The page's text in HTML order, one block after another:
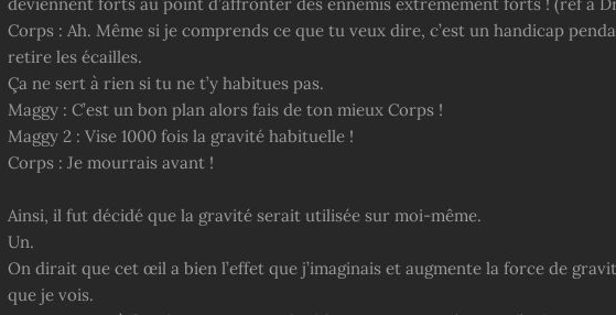
Corps : Ah. Même si je comprends ce que tu veux dire, c’est un handicap
retire les écailles.
Ça ne sert à rien si tu ne t’y habitues pas.
Maggy : C’est un bon plan alors fais de ton mieux Corps !
Maggy 2 : Vise 1000 fois la gravité habituelle !
Corps : Je mourrais avant !
Ainsi, il fut décidé que la gravité serait utilisée sur moi-même.
Un.
On dirait que cet œil a bien l’effet que j’imaginais et augmente la force de
que je vois.